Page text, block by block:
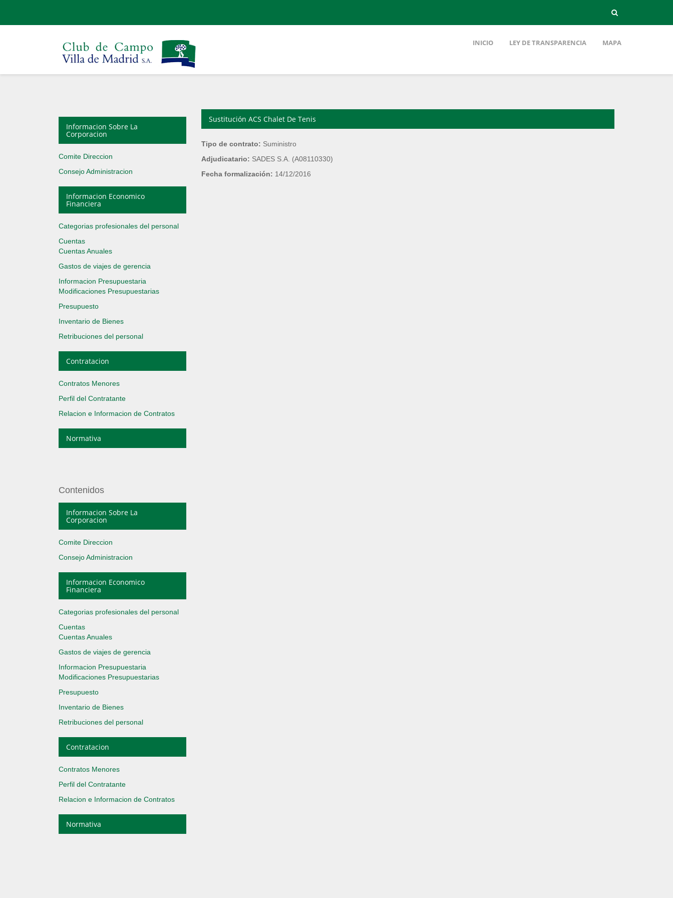
INICIO LEY DE TRANSPARENCIA MAPA
Informacion Sobre La
Corporacion
Comite Direccion
Consejo Administracion
Informacion Economico
Financiera
Categorias profesionales del personal
Cuentas
Cuentas Anuales
Gastos de viajes de gerencia
Informacion Presupuestaria
Modificaciones Presupuestarias
Presupuesto
Inventario de Bienes
Retribuciones del personal
Contratacion
Contratos Menores
Perfil del Contratante
Relacion e Informacion de Contratos
Normativa
Contenidos
Informacion Sobre La
Corporacion
Comite Direccion
Consejo Administracion
Informacion Economico
Financiera
Categorias profesionales del personal
Cuentas
Cuentas Anuales
Gastos de viajes de gerencia
Informacion Presupuestaria
Modificaciones Presupuestarias
Presupuesto
Inventario de Bienes
Retribuciones del personal
Contratacion
Contratos Menores
Perfil del Contratante
Relacion e Informacion de Contratos
Normativa
Sustitución ACS Chalet De Tenis
Tipo de contrato: Suministro
Adjudicatario: SADES S.A. (A08110330)
Fecha formalización: 14/12/2016